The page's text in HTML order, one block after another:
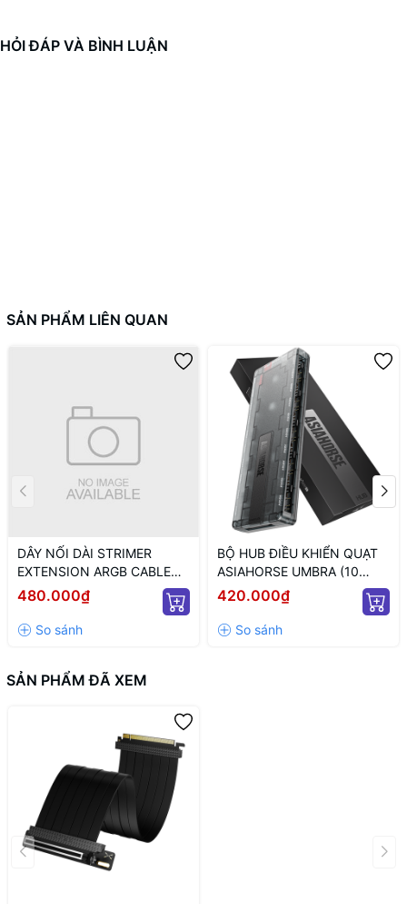
HỎI ĐÁP VÀ BÌNH LUẬN
SẢN PHẨM LIÊN QUAN
DÂY NỐI DÀI STRIMER
EXTENSION ARGB CABLE
12+4 TO 12P+4P WHITE
(MÀU TRẮNG/ 12VHPWR)
480.000₫
BỘ HUB ĐIỀU KHIỂN QUẠT
ASIAHORSE UMBRA (10
CỔNG KẾT NỐI PWM VÀ 5V
ARGB/ NGUỒN SATA)
420.000₫
SẢN PHẨM ĐÃ XEM